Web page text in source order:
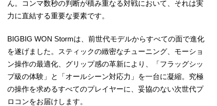
ん。コンマ数秒の判断が積み重なる対戦において、それは実
力に直結する重要な要素です。
BIGBIG WON Stormは、前世代モデルからすべての面で進化
を遂げました。スティックの緻密なチューニング、モーショ
ン操作の最適化、グリップ感の革新により、「フラッグシッ
プ級の体験」と「オールシーン対応力」を一台に凝縮。究極
の操作を求めるすべてのプレイヤーに、妥協のない次世代プ
ロコンをお届けします。